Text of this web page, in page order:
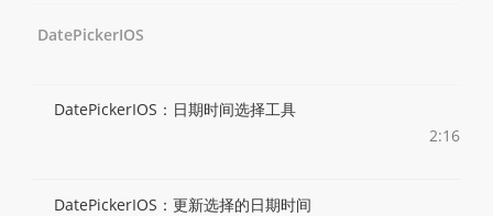
DatePickerIOS
DatePickerIOS：日期时间选择工具
2:16
DatePickerIOS：更新选择的日期时间